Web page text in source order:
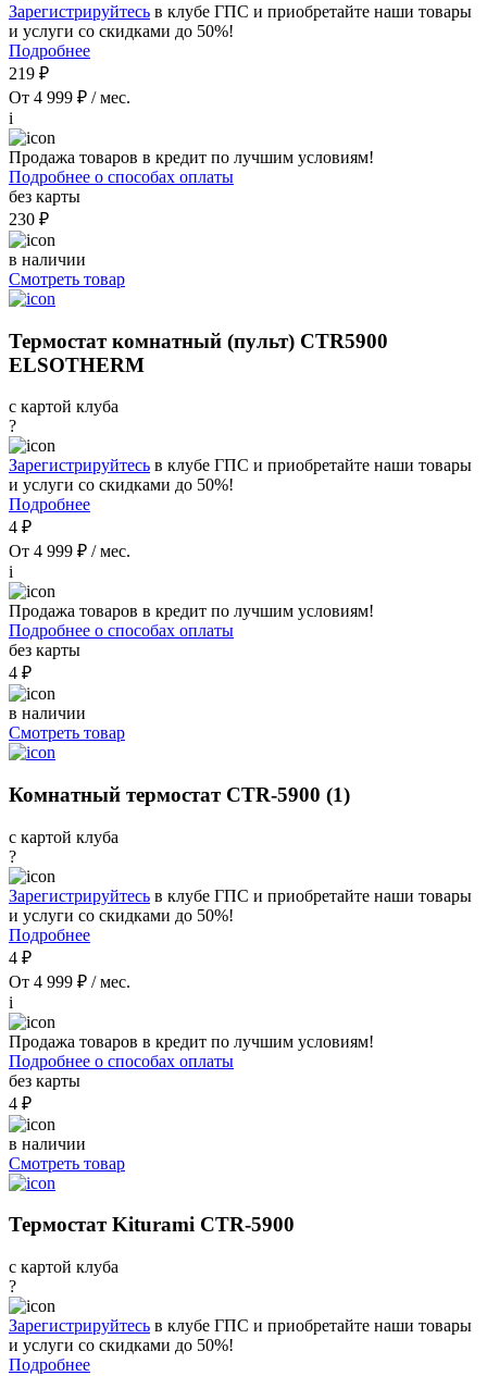
Зарегистрируйтесь в клубе ГПС и приобретайте наши товары
и услуги со скидками до 50%!
Подробнее
219 ₽
От 4 999 ₽ / мес.
i
Продажа товаров в кредит по лучшим условиям!
Подробнее о способах оплаты
без карты
230 ₽
в наличии
Смотреть товар
Термостат комнатный (пульт) CTR5900
ELSOTHERM
с картой клуба
?
Зарегистрируйтесь в клубе ГПС и приобретайте наши товары
и услуги со скидками до 50%!
Подробнее
4 ₽
От 4 999 ₽ / мес.
i
Продажа товаров в кредит по лучшим условиям!
Подробнее о способах оплаты
без карты
4 ₽
в наличии
Смотреть товар
Комнатный термостат CTR-5900 (1)
с картой клуба
?
Зарегистрируйтесь в клубе ГПС и приобретайте наши товары
и услуги со скидками до 50%!
Подробнее
4 ₽
От 4 999 ₽ / мес.
i
Продажа товаров в кредит по лучшим условиям!
Подробнее о способах оплаты
без карты
4 ₽
в наличии
Смотреть товар
Термостат Kiturami CTR-5900
с картой клуба
?
Зарегистрируйтесь в клубе ГПС и приобретайте наши товары
и услуги со скидками до 50%!
Подробнее